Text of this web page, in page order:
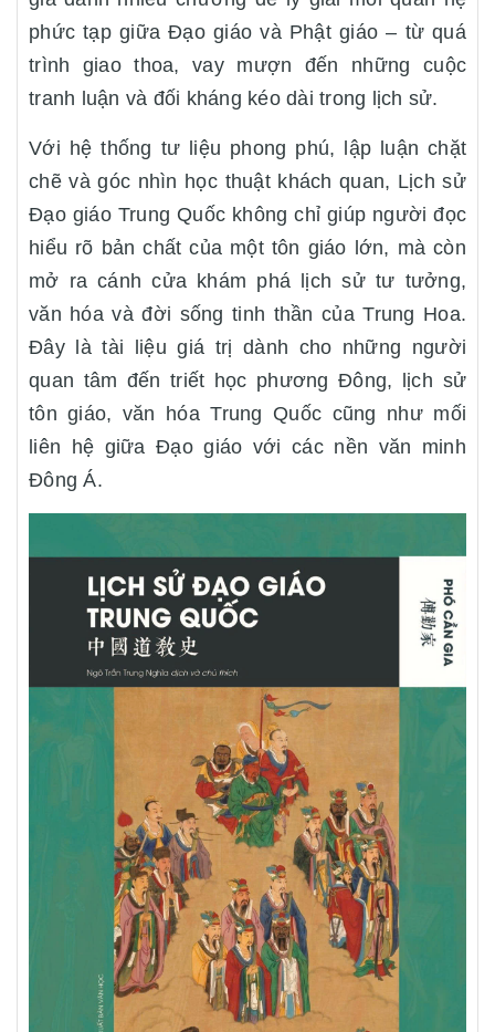
phức tạp giữa Đạo giáo và Phật giáo – từ quá
trình giao thoa, vay mượn đến những cuộc
tranh luận và đối kháng kéo dài trong lịch sử.
Với hệ thống tư liệu phong phú, lập luận chặt
chẽ và góc nhìn học thuật khách quan, Lịch sử
Đạo giáo Trung Quốc không chỉ giúp người đọc
hiểu rõ bản chất của một tôn giáo lớn, mà còn
mở ra cánh cửa khám phá lịch sử tư tưởng,
văn hóa và đời sống tinh thần của Trung Hoa.
Đây là tài liệu giá trị dành cho những người
quan tâm đến triết học phương Đông, lịch sử
tôn giáo, văn hóa Trung Quốc cũng như mối
liên hệ giữa Đạo giáo với các nền văn minh
Đông Á.